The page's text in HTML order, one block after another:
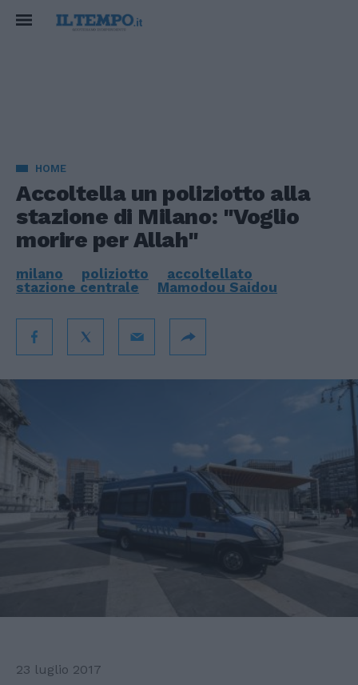
HOME
Accoltella un poliziotto alla
stazione di Milano: "Voglio
morire per Allah"
milano poliziotto
accoltellato
stazione centrale
Mamodou Saidou
23 luglio 2017